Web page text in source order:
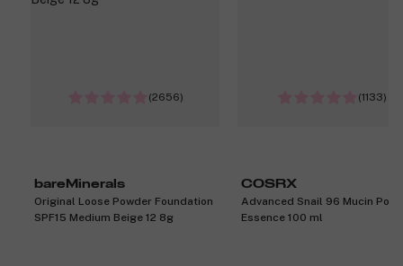
(2656)
bareMinerals
Original Loose Powder Foundation
SPF15 Medium Beige 12 8g
(1133)
COSRX
Advanced Snail 96 Mucin
Essence 100 ml